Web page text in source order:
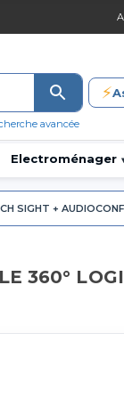
avancée
⚡
Electroménager
SIGHT +
360°